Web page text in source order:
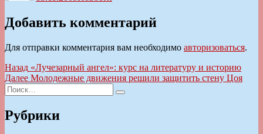
Добавить комментарий
Для отправки комментария вам необходимо авторизоваться.
Навигация
по
записям
Назад Предыдущая
запись:
«Лучезарный ангел»: курс на литературу и историю
Далее Следующая
Молодежные движения решили защитить стену Цоя
Искать:
Поиск
Рубрики